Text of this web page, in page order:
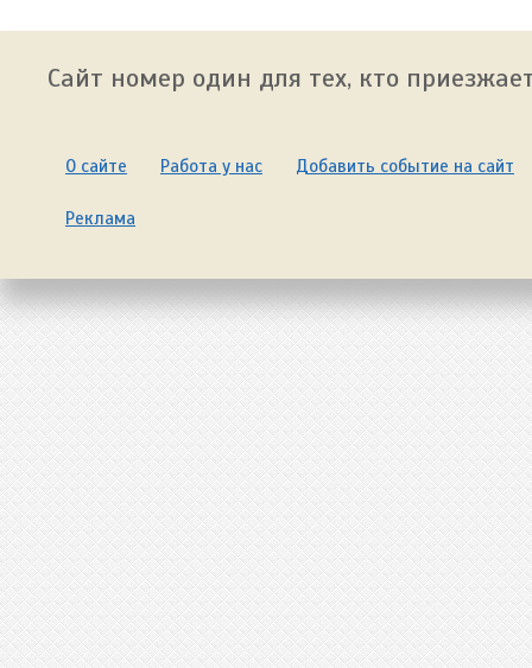
Сайт номер один для тех, кто
О сайте Работа у нас Добавить событие на сайт
Реклама